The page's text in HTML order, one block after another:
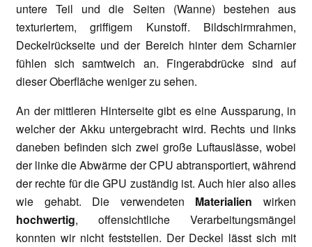
untere Teil und die Seiten (Wanne) bestehen aus
texturiertem, griffigem Kunstoff. Bildschirmrahmen,
Deckelrückseite und der Bereich hinter dem Scharnier
fühlen sich samtweich an. Fingerabdrücke sind auf
dieser Oberfläche weniger zu sehen.
An der mittleren Hinterseite gibt es eine Aussparung, in
welcher der Akku untergebracht wird. Rechts und links
daneben befinden sich zwei große Luftauslässe, wobei
der linke die Abwärme der CPU abtransportiert, während
der rechte für die GPU zuständig ist. Auch hier also alles
wie gehabt. Die verwendeten Materialien wirken
hochwertig, offensichtliche Verarbeitungsmängel
konnten wir nicht feststellen. Der Deckel lässt sich mit